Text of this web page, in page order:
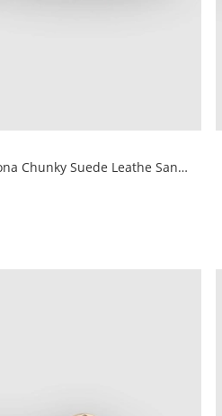
Papillio Arizona Chunky Suede Leathe Sandali